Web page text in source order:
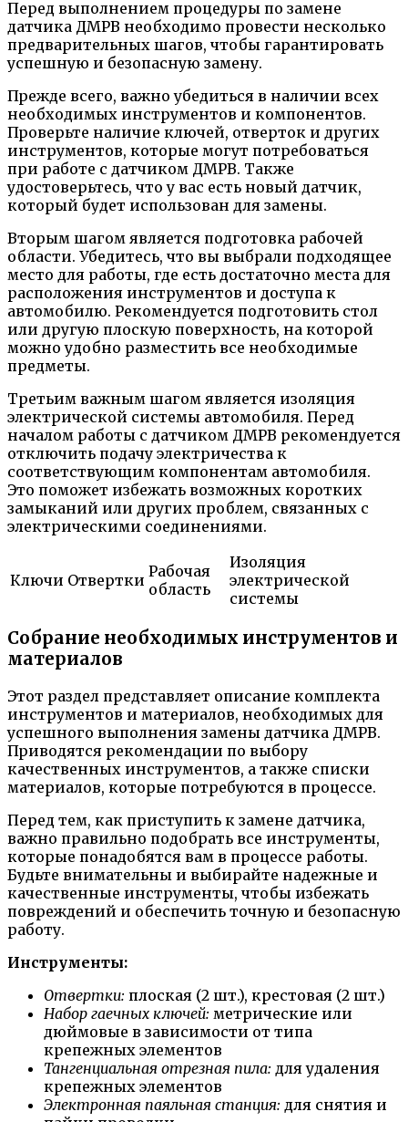
Перед выполнением процедуры по замене
датчика ДМРВ необходимо провести несколько
предварительных шагов, чтобы гарантировать
успешную и безопасную замену.
Прежде всего, важно убедиться в наличии всех
необходимых инструментов и компонентов.
Проверьте наличие ключей, отверток и других
инструментов, которые могут потребоваться
при работе с датчиком ДМРВ. Также
удостоверьтесь, что у вас есть новый датчик,
который будет использован для замены.
Вторым шагом является подготовка рабочей
области. Убедитесь, что вы выбрали подходящее
место для работы, где есть достаточно места для
расположения инструментов и доступа к
автомобилю. Рекомендуется подготовить стол
или другую плоскую поверхность, на которой
можно удобно разместить все необходимые
предметы.
Третьим важным шагом является изоляция
электрической системы автомобиля. Перед
началом работы с датчиком ДМРВ рекомендуется
отключить подачу электричества к
соответствующим компонентам автомобиля.
Это поможет избежать возможных коротких
замыканий или других проблем, связанных с
электрическими соединениями.
Ключи Отвертки Рабочая
область
Изоляция
электрической
системы
Собрание необходимых инструментов и
материалов
Этот раздел представляет описание комплекта
инструментов и материалов, необходимых для
успешного выполнения замены датчика ДМРВ.
Приводятся рекомендации по выбору
качественных инструментов, а также списки
материалов, которые потребуются в процессе.
Перед тем, как приступить к замене датчика,
важно правильно подобрать все инструменты,
которые понадобятся вам в процессе работы.
Будьте внимательны и выбирайте надежные и
качественные инструменты, чтобы избежать
повреждений и обеспечить точную и безопасную
работу.
Инструменты:
Отвертки: плоская (2 шт.), крестовая (2 шт.)
Набор гаечных ключей: метрические или
дюймовые в зависимости от типа
крепежных элементов
Тангенциальная отрезная пила: для удаления
крепежных элементов
Электронная паяльная станция: для снятия и